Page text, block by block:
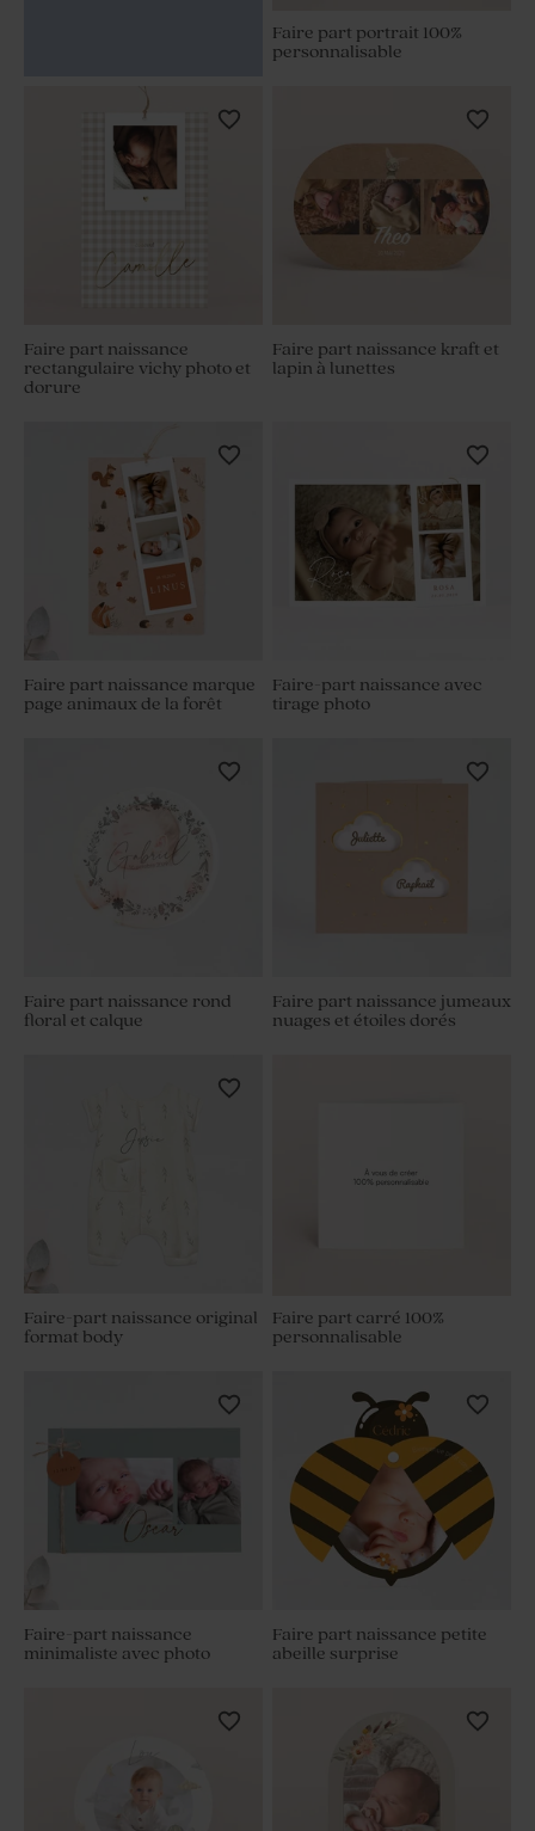
Faire part portrait 100%
personnalisable
Faire part carré 100%
personnalisable
Faire part naissance
rectangulaire vichy photo et
dorure
Faire part naissance kraft et
lapin à lunettes
Faire part naissance marque
page animaux de la forêt
Faire-part naissance avec
tirage photo
Faire part naissance rond
floral et calque
Faire part naissance jumeaux
nuages et étoiles dorés
Faire-part naissance original
format body
Faire-part naissance
minimaliste avec photo
Faire part naissance petite
abeille surprise